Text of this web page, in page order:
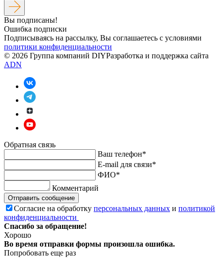
Вы подписаны!
Ошибка подписки
Подписываясь на рассылку, Вы соглашаетесь c условиями
политики конфиденциальности
© 2026 Группа компаний DIYРазработка и поддержка сайта
ADN
Обратная связь
Ваш телефон*
E-mail для связи*
ФИО*
Комментарий
Отправить сообщение
Согласие на обработку персональных данных и политикой
конфиденциальности
Спасибо за обращение!
Хорошо
Во время отправки формы произошла ошибка.
Попробовать еще раз